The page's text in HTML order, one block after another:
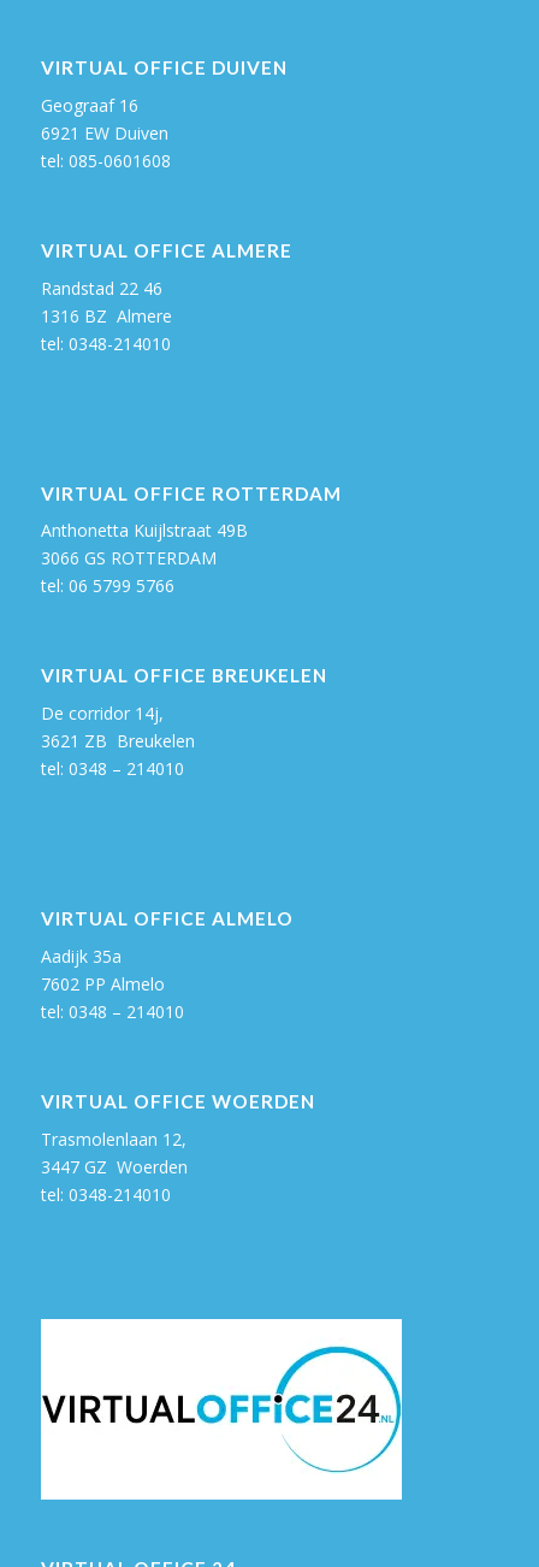
VIRTUAL OFFICE DUIVEN
Geograaf 16
6921 EW Duiven
tel: 085-0601608
VIRTUAL OFFICE ALMERE
Randstad 22 46
1316 BZ Almere
tel: 0348-214010
VIRTUAL OFFICE ROTTERDAM
Anthonetta Kuijlstraat 49B
3066 GS ROTTERDAM
tel: 06 5799 5766
VIRTUAL OFFICE BREUKELEN
De corridor 14j,
3621 ZB Breukelen
tel: 0348 – 214010
VIRTUAL OFFICE ALMELO
Aadijk 35a
7602 PP Almelo
tel: 0348 – 214010
VIRTUAL OFFICE WOERDEN
Trasmolenlaan 12,
3447 GZ Woerden
tel: 0348-214010